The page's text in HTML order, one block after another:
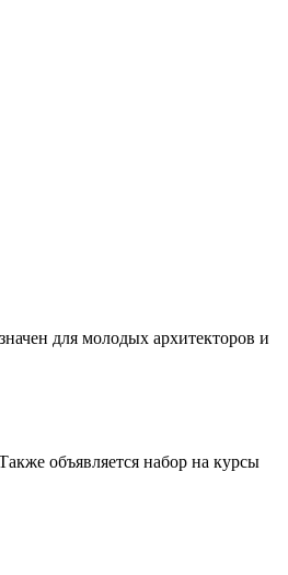
для молодых архитекторов и
объявляется набор на курсы